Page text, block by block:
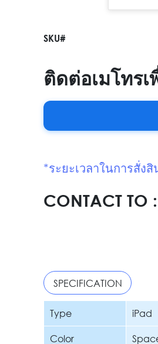
SKU#
ติดต่อเมโทร
*ระยะเวลาในการสั่
CONTACT TO :
SPECIFICATION
Type iPad
Color